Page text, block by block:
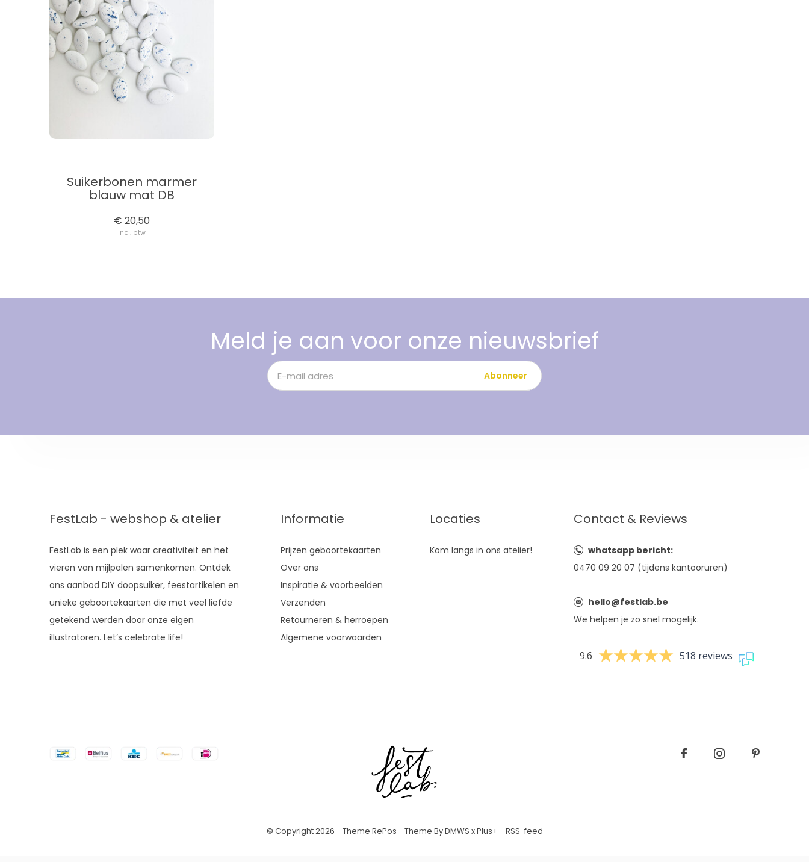
Suikerbonen marmer
blauw mat DB
€ 20,50
Incl. btw
Meld je aan voor onze nieuwsbrief
Abonneer
FestLab - webshop & atelier
FestLab is een plek waar creativiteit en het
vieren van mijlpalen samenkomen. Ontdek
ons aanbod DIY doopsuiker, feestartikelen en
unieke geboortekaarten die met veel liefde
getekend werden door onze eigen
illustratoren. Let’s celebrate life!
Informatie
Prijzen geboortekaarten
Over ons
Inspiratie & voorbeelden
Verzenden
Retourneren & herroepen
Algemene voorwaarden
Locaties
Kom langs in ons atelier!
Contact & Reviews
whatsapp bericht:
0470 09 20 07 (tijdens kantooruren)
hello@festlab.be
We helpen je zo snel mogelijk.
9.6 518 reviews
© Copyright2026 - Theme RePos - Theme ByDMWS xPlus+ - RSS-feed